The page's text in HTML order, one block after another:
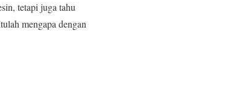
tetapi juga tahu
mengapa dengan